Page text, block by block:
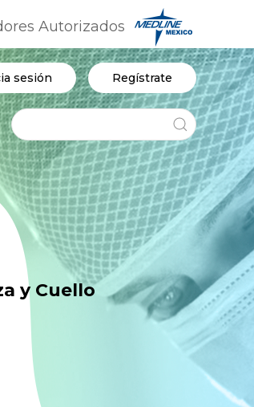
Autorizados
sesión Regístrate
y Cuello